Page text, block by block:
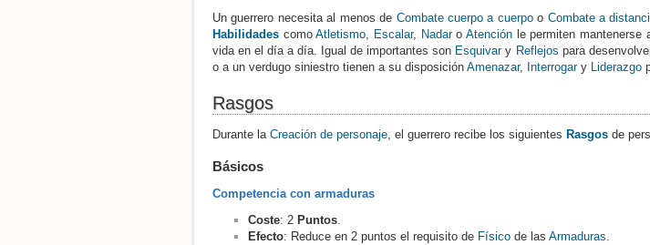
Un guerrero necesita al menos de Combate cuerpo a cuerpoo Combate a
Habilidades comoAtletismo, Escalar, NadaroAtención le permiten
vida en el día a día. Igual de importantes son Esquivary Reflejos para
o a un verdugo siniestro tienen a su disposición Amenazar, Interrogary Liderazgo
Rasgos
Durante la Creación de personaje , el guerrero recibe los siguientes Rasgos de
Básicos
Competencia con armaduras
Coste: 2 Puntos.
Efecto: Reduce en 2 puntos el requisito de Físico de lasArmaduras.